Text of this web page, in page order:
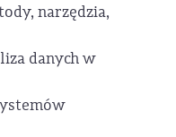
narzędzia,
danych w